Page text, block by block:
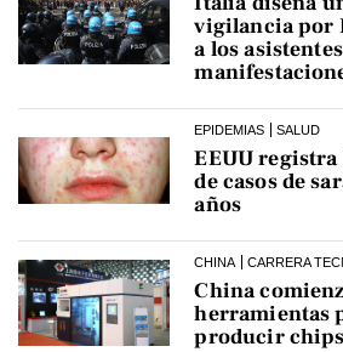
vigilancia por
a los
EPIDEMIAS SALUD
EEUU
de casos de
años
CHINA CARRERA
China
herramientas
producir